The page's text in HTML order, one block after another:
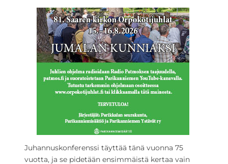
Juhannuskonferenssi täyttää tänä vuonna 75
vuotta, ja se pidetään ensimmäistä kertaa vain